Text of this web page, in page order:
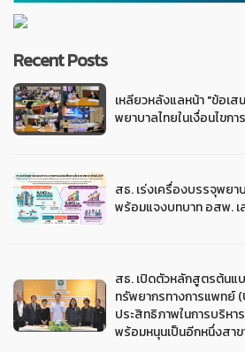
Recent Posts
เหลียวหลังแลหน้า "ข้อเส
พยาบาลไทยในเงื่อนไขกา
สธ. เร่งเครื่องบรรจุพย
พร้อมแจงบทบาท อสพ. เ
สธ. เปิดตัวหลักสูตรต้นแ
ทรัพยากรทางการแพทย์
ประสิทธิภาพในการบริหา
พร้อมหนุนเป็นอีกหนึ่งสาข